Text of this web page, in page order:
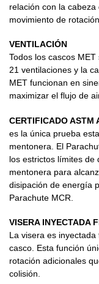
relación con la
movimiento de
VENTILACIÓN
Todos los cascos
21 ventilaciones y la
MET funcionan en
maximizar el flujo de
CERTIFICADO ASTM
es la única prueba
mentonera. El
los estrictos límites de
mentonera para
disipación de energía
Parachute MCR.
VISERA INYECTADA
La visera es
casco. Esta función
rotación adicionales
colisión.